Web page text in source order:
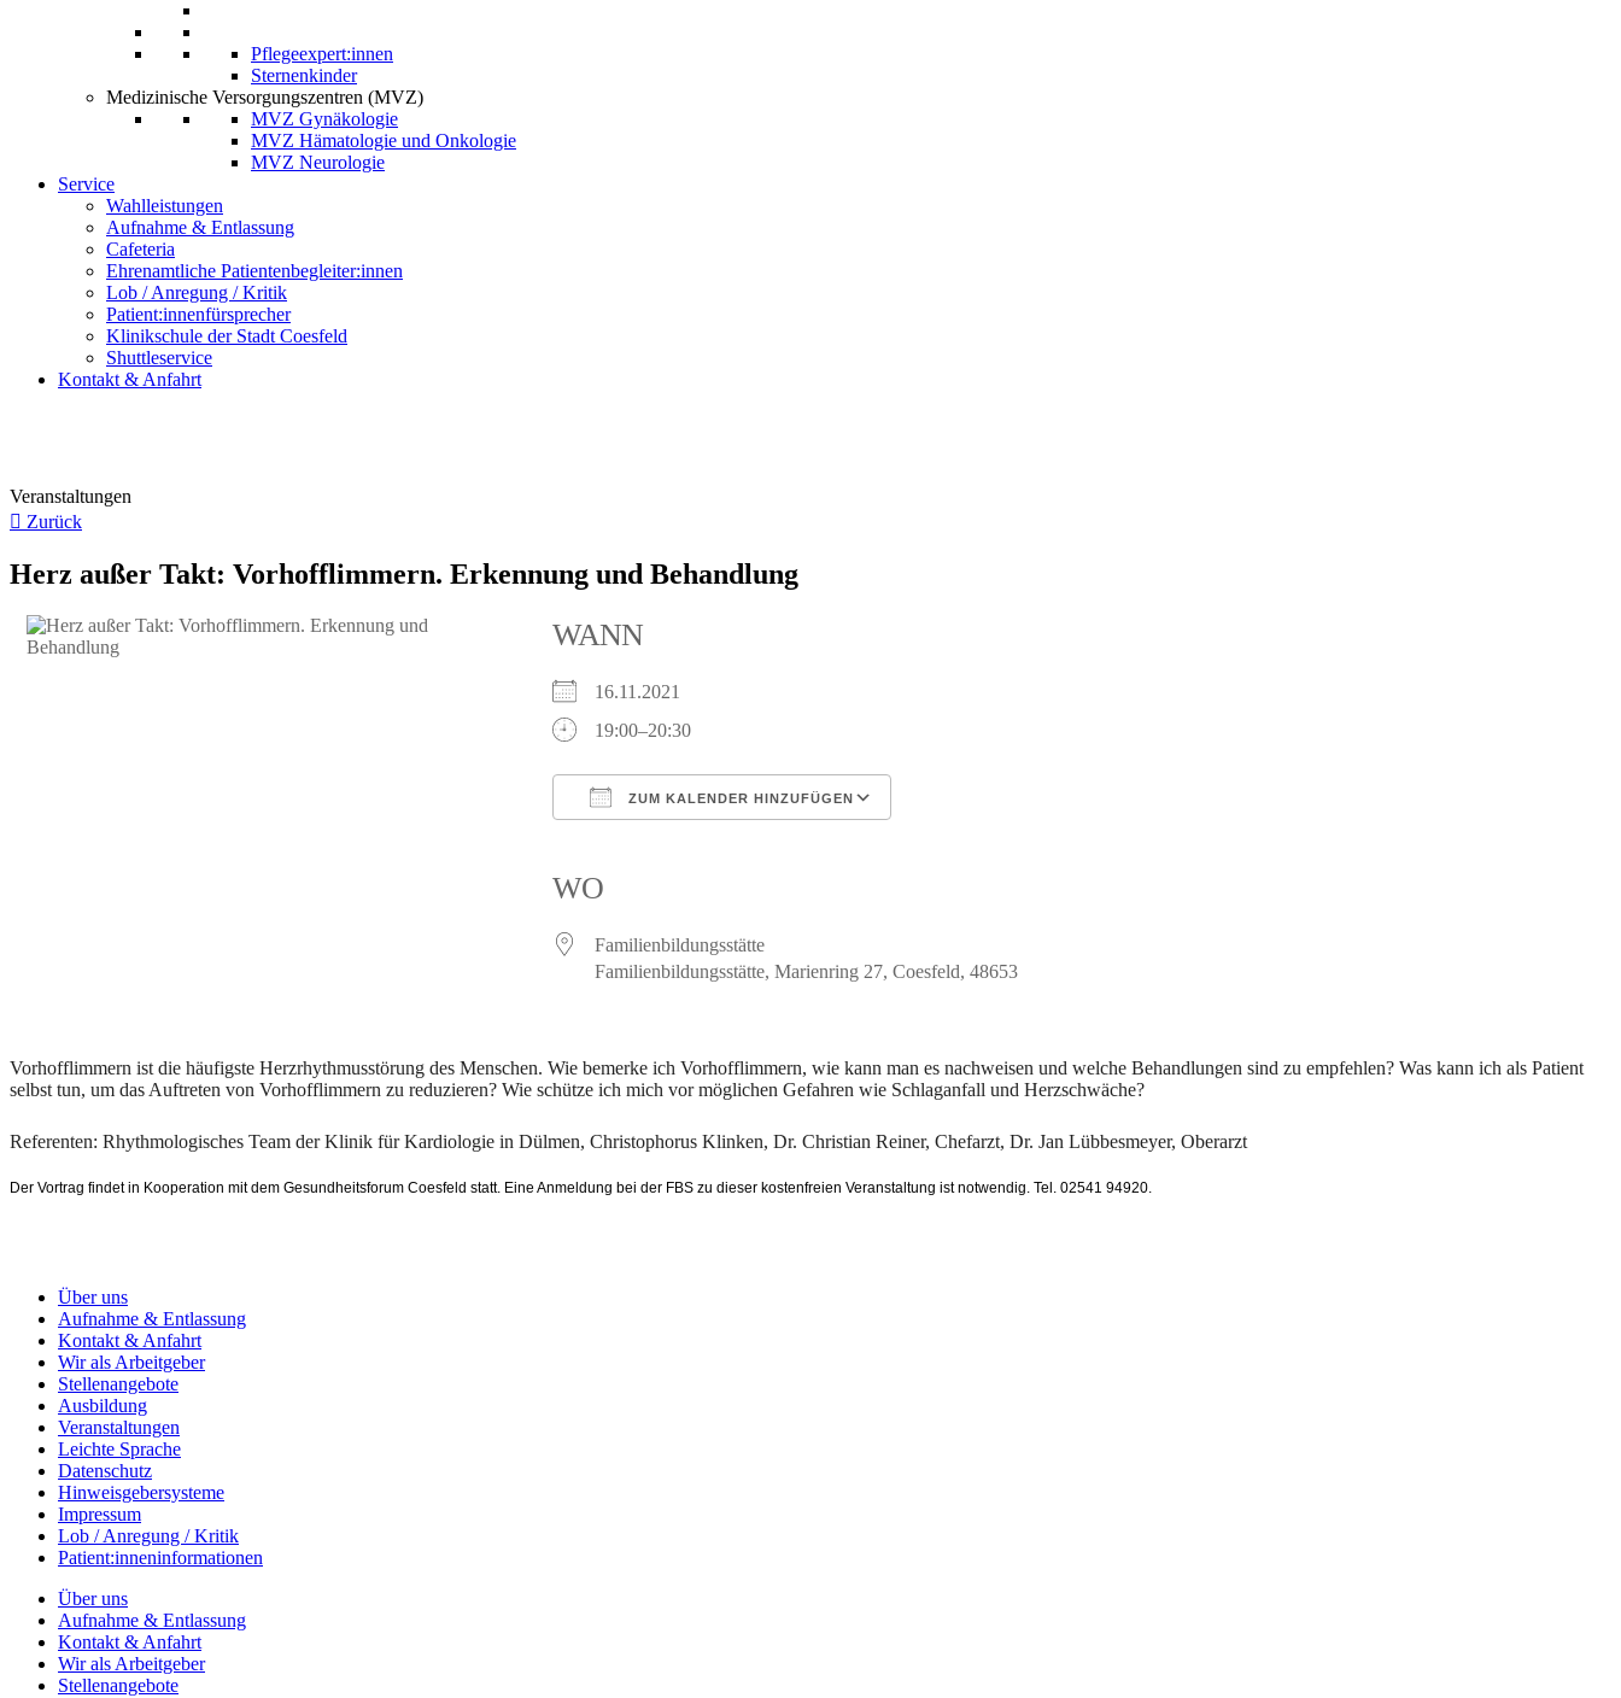
Pflegeexpert:innen
Sternenkinder
Medizinische Versorgungszentren (MVZ)
MVZ Gynäkologie
MVZ Hämatologie und Onkologie
MVZ Neurologie
Service
Wahlleistungen
Aufnahme & Entlassung
Cafeteria
Ehrenamtliche Patientenbegleiter:innen
Lob / Anregung / Kritik
Patient:innenfürsprecher
Klinikschule der Stadt Coesfeld
Shuttleservice
Kontakt & Anfahrt
Veranstaltungen
Zurück
Herz außer Takt: Vorhofflimmern. Erkennung und Behandlung
WANN
16.11.2021
19:00–20:30
ZUM KALENDER HINZUFÜGEN
WO
Familienbildungsstätte
Familienbildungsstätte, Marienring 27, Coesfeld, 48653
Vorhofflimmern ist die häufigste Herzrhythmusstörung des Menschen. Wie bemerke ich Vorhofflimmern, wie kann man es nachweisen und welche Behandlungen sind zu empfehlen? Was kann ich als Patient
selbst tun, um das Auftreten von Vorhofflimmern zu reduzieren? Wie schütze ich mich vor möglichen Gefahren wie Schlaganfall und Herzschwäche?
Referenten: Rhythmologisches Team der Klinik für Kardiologie in Dülmen, Christophorus Klinken, Dr. Christian Reiner, Chefarzt, Dr. Jan Lübbesmeyer, Oberarzt
Der Vortrag findet in Kooperation mit dem Gesundheitsforum Coesfeld statt. Eine Anmeldung bei der FBS zu dieser kostenfreien Veranstaltung ist notwendig. Tel. 02541 94920.
Über uns
Aufnahme & Entlassung
Kontakt & Anfahrt
Wir als Arbeitgeber
Stellenangebote
Ausbildung
Veranstaltungen
Leichte Sprache
Datenschutz
Hinweisgebersysteme
Impressum
Lob / Anregung / Kritik
Patient:inneninformationen
Über uns
Aufnahme & Entlassung
Kontakt & Anfahrt
Wir als Arbeitgeber
Stellenangebote